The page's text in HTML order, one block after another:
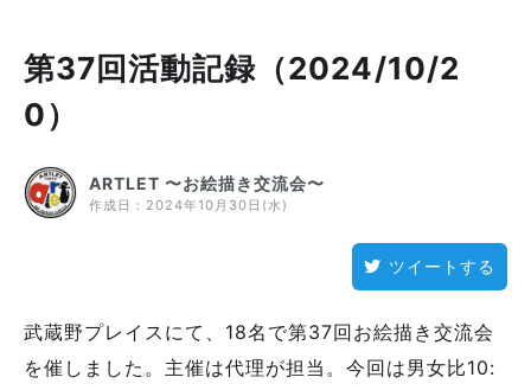
第37回活動記録（2024/10/2
0）
ARTLET 〜お絵描き交流会〜
作成日： 2024年10月30日(水)
ツイートする
武蔵野プレイスにて、18名で第37回お絵描き交流会
を催しました。主催は代理が担当。今回は男女比10: